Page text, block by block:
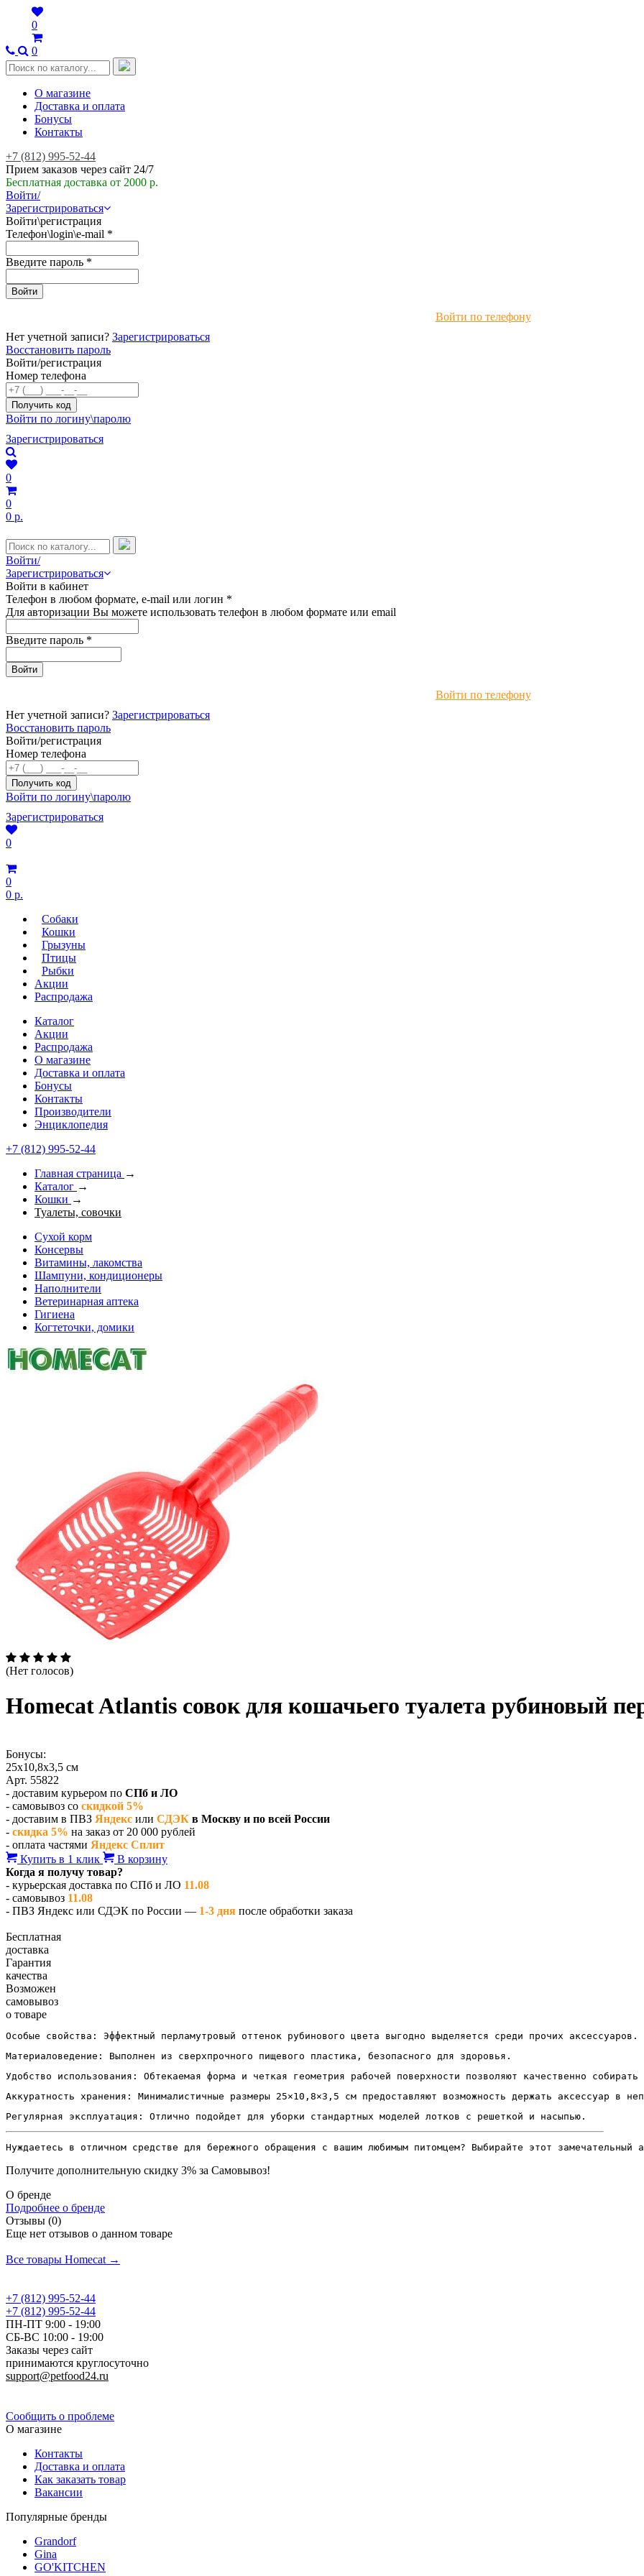
0
0
О магазине
Доставка и оплата
Бонусы
Контакты
+7 (812) 995-52-44
Прием заказов через сайт 24/7
Бесплатная доставка от 2000 р.
Войти/
Зарегистрироваться
Войти\регистрация
Телефон\login\e-mail *
Введите пароль *
Войти по телефону
Нет учетной записи? Зарегистрироваться
Восстановить пароль
Войти/регистрация
Номер телефона
Войти по логину\паролю
Зарегистрироваться
0
0
0 р.
Войти/
Зарегистрироваться
Войти в кабинет
Телефон в любом формате, e-mail или логин *
Для авторизации Вы можете использовать телефон в любом формате или email
Введите пароль *
Войти по телефону
Нет учетной записи? Зарегистрироваться
Восстановить пароль
Войти/регистрация
Номер телефона
Войти по логину\паролю
Зарегистрироваться
0
0
0 р.
Собаки
Кошки
Грызуны
Птицы
Рыбки
Акции
Распродажа
Каталог
Акции
Распродажа
О магазине
Доставка и оплата
Бонусы
Контакты
Производители
Энциклопедия
+7 (812) 995-52-44
Главная страница →
Каталог →
Кошки →
Туалеты, совочки
Сухой корм
Консервы
Витамины, лакомства
Шампуни, кондиционеры
Наполнители
Ветеринарная аптека
Гигиена
Когтеточки, домики
(Нет голосов)
Homecat Atlantis совок для кошачьего туалета рубиновый
Бонусы:
25х10,8х3,5 см
Арт. 55822
- доставим курьером по СПб и ЛО
- самовывоз со скидкой 5%
- доставим в ПВЗ Яндекс или СДЭК в Москву и по всей России
- скидка 5% на заказ от 20 000 рублей
- оплата частями Яндекс Сплит
Купить в 1 клик
В корзину
Когда я получу товар?
- курьерская доставка по СПб и ЛО 11.08
- самовывоз 11.08
- ПВЗ Яндекс или СДЭК по России — 1-3 дня после обработки заказа
Бесплатная
доставка
Гарантия
качества
Возможен
самовывоз
о товаре
Особые свойства: Эффектный перламутровый оттенок рубинового цвета выгодно выделяется среди прочих аксессуаров.
Материаловедение: Выполнен из сверхпрочного пищевого пластика, безопасного для здоровья.
Удобство использования: Обтекаемая форма и четкая геометрия рабочей поверхности позволяют качественно собирать
Аккуратность хранения: Минималистичные размеры 25×10,8×3,5 см предоставляют возможность держать аксессуар в
Регулярная эксплуатация: Отлично подойдет для уборки стандартных моделей лотков с решеткой и насыпью.
Нуждаетесь в отличном средстве для бережного обращения с вашим любимым питомцем? Выбирайте этот
Получите дополнительную скидку 3% за Самовывоз!
О бренде
Подробнее о бренде
Отзывы (0)
Еще нет отзывов о данном товаре
Все товары Homecat →
+7 (812) 995-52-44
+7 (812) 995-52-44
ПН-ПТ 9:00 - 19:00
СБ-ВС 10:00 - 19:00
Заказы через сайт
принимаются круглосуточно
support@petfood24.ru
Сообщить о проблеме
О магазине
Контакты
Доставка и оплата
Как заказать товар
Вакансии
Популярные бренды
Grandorf
Gina
GO'KITCHEN